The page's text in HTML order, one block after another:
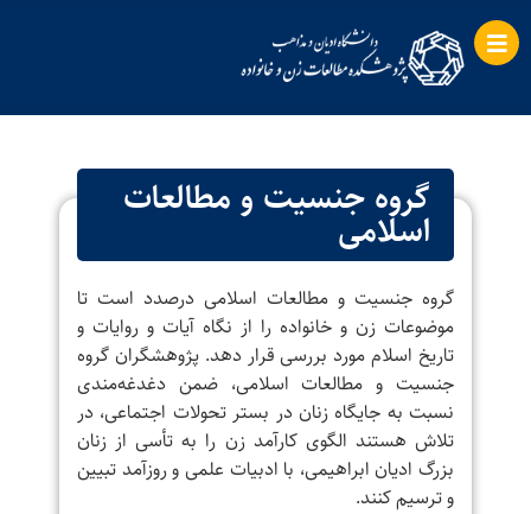
گروه جنسیت و مطالعات
اسلامی
گروه جنسیت و مطالعات اسلامی درصدد است تا
موضوعات زن و خانواده را از نگاه آیات و روایات و
تاریخ اسلام مورد بررسی قرار دهد. پژوهشگران گروه
جنسیت و مطالعات اسلامی،‌ ضمن دغدغه‌مندی
نسبت به جایگاه زنان در بستر تحولات اجتماعی، در
تلاش هستند الگوی کارآمد زن را به تأسی از زنان
بزرگ ادیان ابراهیمی، با ادبیات علمی و روزآمد تبیین
و ترسیم کنند.